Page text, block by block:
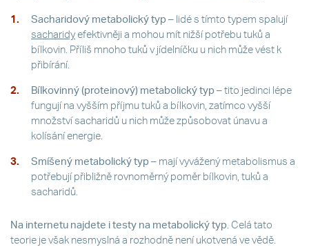
Sacharidový metabolický typ – lidé s tímto typem spalují
sacharidyefektivněji a mohou mít nižší potřebu tuků a
bílkovin. Příliš mnoho tuků v jídelníčku u nich může vést k
přibírání.
Bílkovinný (proteinový) metabolický typ – tito jedinci lépe
fungují na vyšším příjmu tuků a bílkovin, zatímco vyšší
množství sacharidů u nich může způsobovat únavu a
kolísání energie.
Smíšený metabolický typ – mají vyvážený metabolismus a
potřebují přibližně rovnoměrný poměr bílkovin, tuků a
sacharidů.
Na internetu najdete i testy na metabolický typ . Celá tato
teorie je však nesmyslná a rozhodně není ukotvená ve vědě.